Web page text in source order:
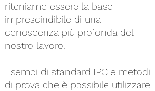
riteniamo essere la base
imprescindibile di una
conoscenza più profonda del
nostro lavoro.
Esempi di standard IPC e metodi
di prova che è possibile utilizzare